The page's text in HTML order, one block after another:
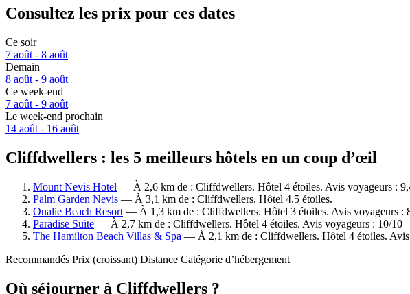
Consultez les prix pour ces dates
Ce soir
7 août - 8 août
Demain
8 août - 9 août
Ce week-end
7 août - 9 août
Le week-end prochain
14 août - 16 août
Cliffdwellers : les 5 meilleurs hôtels en un coup d’œil
Mount Nevis Hotel — À 2,6 km de : Cliffdwellers. Hôtel 4 étoiles. Avis voyageurs :
Palm Garden Nevis — À 3,1 km de : Cliffdwellers. Hôtel 4.5 étoiles.
Oualie Beach Resort — À 1,3 km de : Cliffdwellers. Hôtel 3 étoiles. Avis voyageurs :
Paradise Suite — À 2,7 km de : Cliffdwellers. Hôtel 4 étoiles. Avis voyageurs : 10/10
The Hamilton Beach Villas & Spa — À 2,1 km de : Cliffdwellers. Hôtel 4 étoiles.
Recommandés Prix (croissant) Distance Catégorie d’hébergement
Où séjourner à Cliffdwellers ?